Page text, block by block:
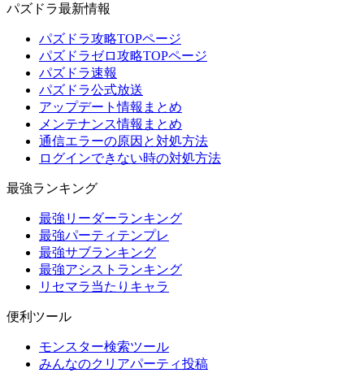
パズドラ最新情報
パズドラ攻略TOPページ
パズドラゼロ攻略TOPページ
パズドラ速報
パズドラ公式放送
アップデート情報まとめ
メンテナンス情報まとめ
通信エラーの原因と対処方法
ログインできない時の対処方法
最強ランキング
最強リーダーランキング
最強パーティテンプレ
最強サブランキング
最強アシストランキング
リセマラ当たりキャラ
便利ツール
モンスター検索ツール
みんなのクリアパーティ投稿